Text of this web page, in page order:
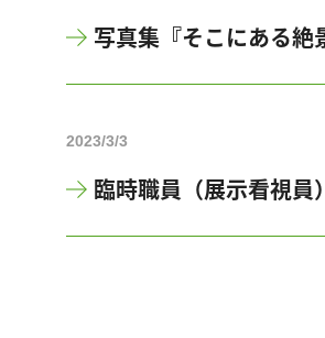
写真集『そこにある絶
2023/3/3
臨時職員（展示看視員